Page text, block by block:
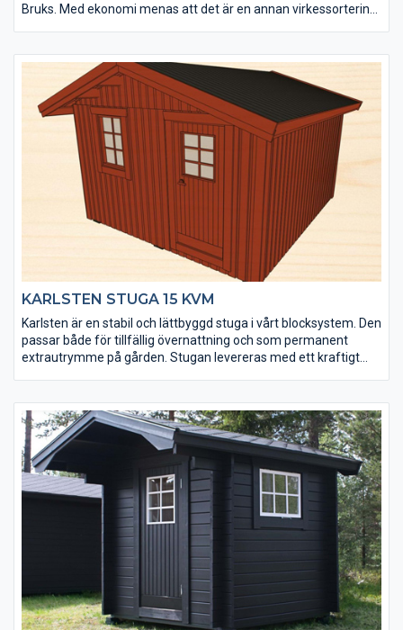
Bruks. Med ekonomi menas att det är en annan virkessortering.
under lågsäsong och läggs på lager. Alla tillverkas i samma
modell och det finns inga möjligheter till ändringar av t ex
fönsterplacering. Men du får en bra stuga direkt från
lagerhyllan till ett mycket bra pris.
Bruks stuga 10 kvm är en friggebod som passar för både
tillfällig övernattning och som permanent extrautrymme på
KARLSTEN STUGA 15 KVM
Karlsten är en stabil och lättbyggd stuga i vårt blocksystem. Den
passar både för tillfällig övernattning och som permanent
extrautrymme på gården. Stugan levereras med ett kraftigt
grundmålad och mellanstruken. Karlsten finns i faluröd,
mörkgrå och husvit eller obehandlad. Foder, knutbrädor,
takfotsbrädor och vindskivor i vitt (mellanstruket) eller
obehandlat. Byggsystemet är anpassat för både gjuten platta
och plintar.